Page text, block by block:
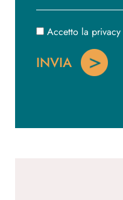
Accetto la